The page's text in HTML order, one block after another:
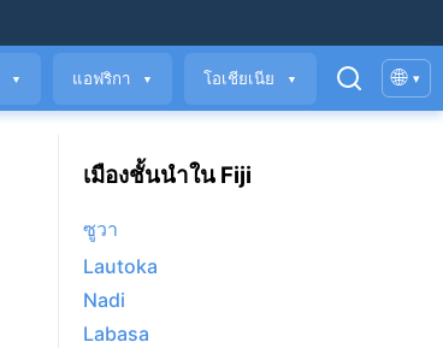
▼ แอฟริกา ▼ โอเชียเนีย ▼ 🌐 ▾
เมืองชั้นนำใน Fiji
ซูวา
Lautoka
Nadi
Labasa